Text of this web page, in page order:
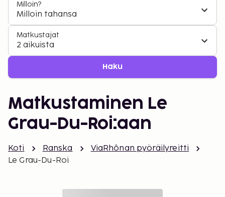
Milloin?
Milloin tahansa
Matkustajat
2 aikuista
Haku
Matkustaminen Le
Grau-Du-Roi:aan
Koti Ranska
ViaRhônan pyöräilyreitti
Le Grau-Du-Roi